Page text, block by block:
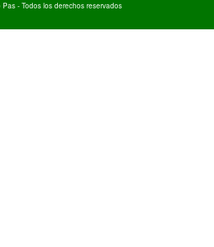
- Todos los derechos reservados